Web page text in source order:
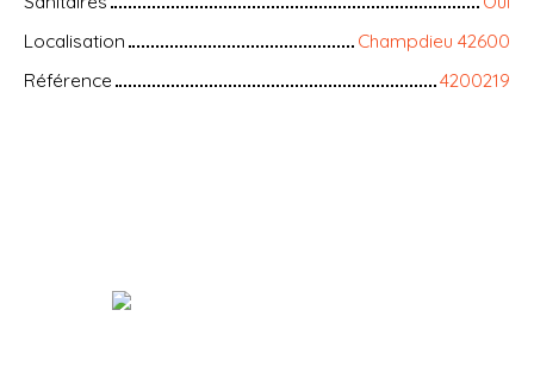
Localisation
Champdieu 42600
Référence
4200219